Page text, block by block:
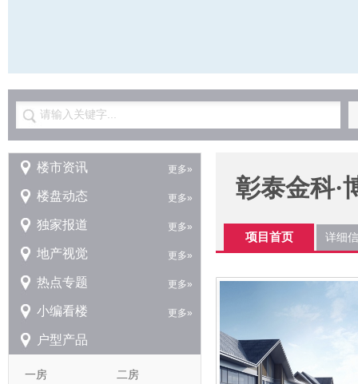
请输入关键字...
更多»
楼市资讯
更多»
楼盘动态
更多»
独家报道
更多»
地产视觉
更多»
热点专题
更多»
小编看楼
户型产品
一房
二房
彰泰金科·
项目首页 详细